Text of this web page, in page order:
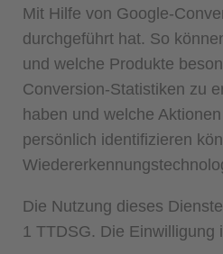
Mit Hilfe von Google-
durchgeführt hat. So
und welche Produkte
Conversion-Statistiken zu
haben und welche
persönlich identifizieren
Die Nutzung dieses
1 TTDSG. Die Einwilligung